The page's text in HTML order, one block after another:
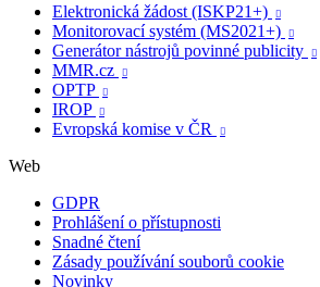
Elektronická žádost (ISKP21+)

Monitorovací systém (MS2021+) 
Generátor nástrojů povinné publicity 
MMR.cz 
OPTP 
IROP 
Evropská komise v ČR 
Web
GDPR
Prohlášení o přístupnosti
Snadné čtení
Zásady používání souborů cookie
Novinky